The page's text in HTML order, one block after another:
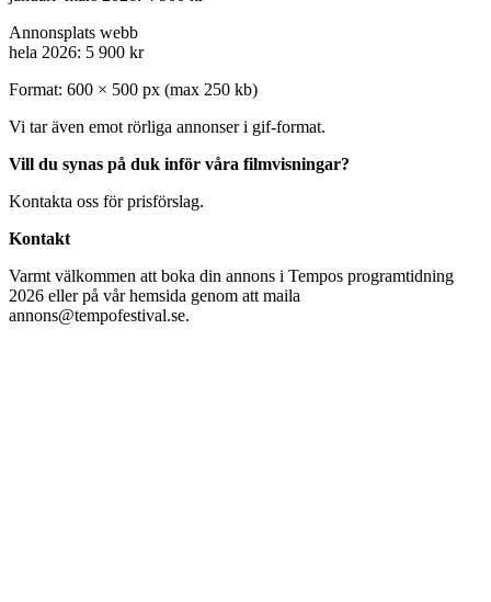
Annonsplats webb
hela 2026: 5 900 kr
Format: 600 × 500 px (max 250 kb)
Vi tar även emot rörliga annonser i gif-format.
Vill du synas på duk inför våra filmvisningar?
Kontakta oss för prisförslag.
Kontakt
Varmt välkommen att boka din annons i Tempos programtidning
2026 eller på vår hemsida genom att maila
annons@tempofestival.se.